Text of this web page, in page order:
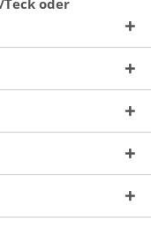
oder